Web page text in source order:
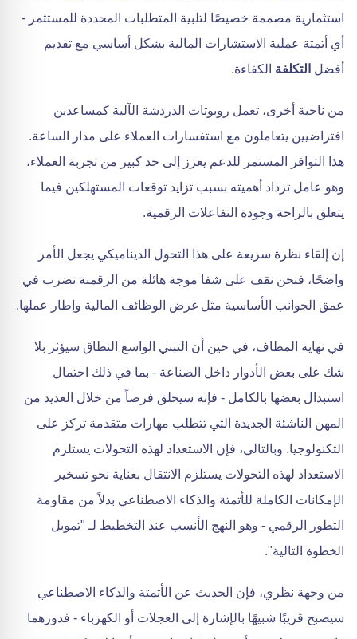
استثمارية مصممة خصيصًا لتلبية المتطلبات المحددة للمستثمر -
أي أتمتة عملية الاستشارات المالية بشكل أساسي مع تقديم
أفضل التكلفة الكفاءة.
من ناحية أخرى، تعمل روبوتات الدردشة الآلية كمساعدين
افتراضيين يتعاملون مع استفسارات العملاء على مدار الساعة.
هذا التوافر المستمر للدعم يعزز إلى حد كبير من تجربة العملاء،
وهو عامل تزداد أهميته بسبب تزايد توقعات المستهلكين فيما
يتعلق بالراحة وجودة التفاعلات الرقمية.
إن إلقاء نظرة سريعة على هذا التحول الديناميكي يجعل الأمر
واضحًا، فنحن نقف على شفا موجة هائلة من الرقمنة تضرب في
عمق الجوانب الأساسية مثل غرض الوظائف المالية وإطار عملها.
في نهاية المطاف، في حين أن التبني الواسع النطاق سيؤثر بلا
شك على بعض الأدوار داخل الصناعة - بما في ذلك احتمال
استبدال بعضها بالكامل - فإنه سيخلق فرصاً من خلال العديد من
المهن الناشئة الجديدة التي تتطلب مهارات متقدمة تركز على
التكنولوجيا. وبالتالي، فإن الاستعداد لهذه التحولات يستلزم
الاستعداد لهذه التحولات يستلزم الانتقال بعناية نحو تسخير
الإمكانات الكاملة للأتمتة والذكاء الاصطناعي بدلاً من مقاومة
التطور الرقمي - وهو النهج الأنسب عند التخطيط لـ "تمويل
الخطوة التالية".
من وجهة نظري، فإن الحديث عن الأتمتة والذكاء الاصطناعي
سيصبح قريبًا شبيهًا بالإشارة إلى العجلات أو الكهرباء - فدورهما